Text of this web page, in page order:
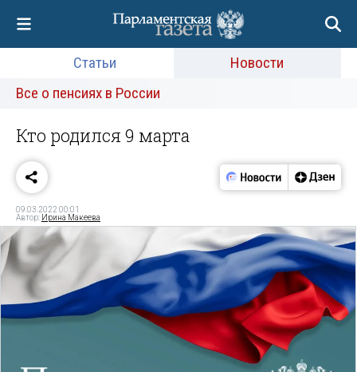
Статьи
Новости
Все о пенсиях в России
Кто родился 9 марта
09.03.2022 00:01
Автор: Ирина Макеева